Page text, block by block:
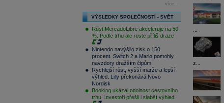
více...
VÝSLEDKY SPOLEČNOSTÍ - SVĚT
Růst MercadoLibre akceleruje na 50
%. Podle trhu ale roste příliš draze
Nintendo navýšilo zisk o 150
procent. Switch 2 a Mario pomohly
navzdory dražším čipům
Rychlejší růst, vyšší marže a lepší
výhled. Lilly překonává Novo
Nordisk
Booking ukázal odolnost cestovního
trhu. Investoři přešli i slabší výhled
z...